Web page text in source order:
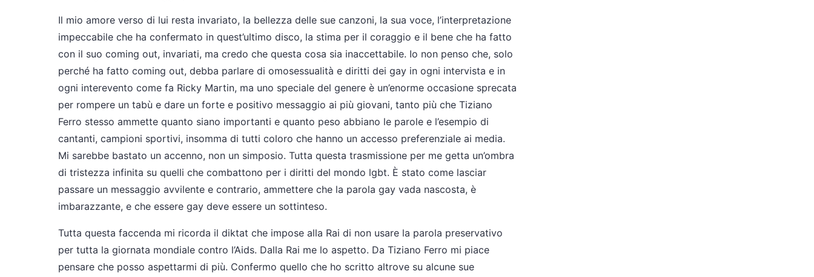
Il mio amore verso di lui resta invariato, la bellezza delle sue canzoni, la sua voce, l’interpretazione
impeccabile che ha confermato in quest’ultimo disco, la stima per il coraggio e il bene che ha fatto
con il suo coming out, invariati, ma credo che questa cosa sia inaccettabile. Io non penso che, solo
perché ha fatto coming out, debba parlare di omosessualità e diritti dei gay in ogni intervista e in
ogni interevento come fa Ricky Martin, ma uno speciale del genere è un’enorme occasione sprecata
per rompere un tabù e dare un forte e positivo messaggio ai più giovani, tanto più che Tiziano
Ferro stesso ammette quanto siano importanti e quanto peso abbiano le parole e l’esempio di
cantanti, campioni sportivi, insomma di tutti coloro che hanno un accesso preferenziale ai media.
Mi sarebbe bastato un accenno, non un simposio. Tutta questa trasmissione per me getta un’ombra
di tristezza infinita su quelli che combattono per i diritti del mondo lgbt. È stato come lasciar
passare un messaggio avvilente e contrario, ammettere che la parola gay vada nascosta, è
imbarazzante, e che essere gay deve essere un sottinteso.
Tutta questa faccenda mi ricorda il diktat che impose alla Rai di non usare la parola preservativo
per tutta la giornata mondiale contro l’Aids. Dalla Rai me lo aspetto. Da Tiziano Ferro mi piace
pensare che posso aspettarmi di più. Confermo quello che ho scritto altrove su alcune sue